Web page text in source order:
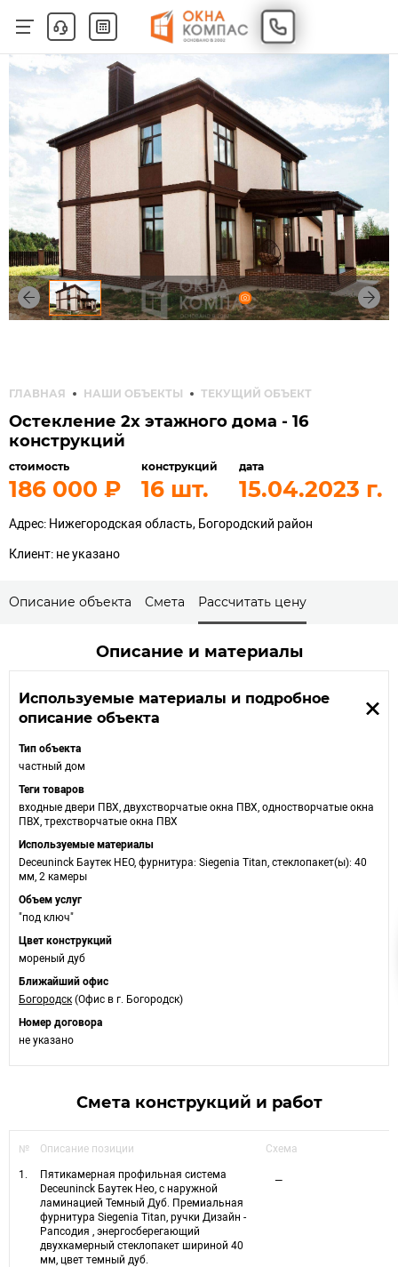
ГЛАВНАЯ НАШИ ОБЪЕКТЫ ТЕКУЩИЙ ОБЪЕКТ
Остекление 2х этажного дома - 16
конструкций
стоимость
186 000
конструкций
16
дата
15.04.2023
Адрес: Нижегородская область, Богородский район
Клиент: не указано
Описание объекта Смета Рассчитать цену
Описание и материалы
Используемые материалы и подробное
описание объекта
Тип объекта
частный дом
Теги товаров
входные двери ПВХ, двухстворчатые окна ПВХ, одностворчатые окна
ПВХ, трехстворчатые окна ПВХ
Используемые материалы
Deceuninck Баутек НЕО, фурнитура: Siegenia Titan, стеклопакет(ы): 40
мм, 2 камеры
Объем услуг
"под ключ"
Цвет конструкций
мореный дуб
Ближайший офис
Богородск (Офис в г. Богородск)
Номер договора
не указано
Смета конструкций и работ
№ Описание позиции Схема
1.
Пятикамерная профильная система
Deceuninck Баутек Нео, с наружной
ламинацией Темный Дуб. Премиальная
фурнитура Siegenia Titan, ручки Дизайн -
Рапсодия , энергосберегающий
двухкамерный стеклопакет шириной 40
мм, цвет темный дуб.
—